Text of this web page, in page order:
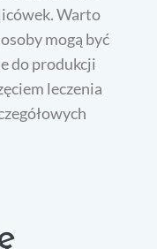
Warto
mogą być
do produkcji
leczenia